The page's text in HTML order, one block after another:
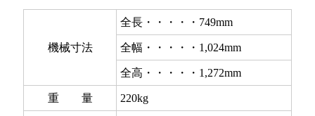
機械寸法
全長・・・・・749mm
全幅・・・・・1,024mm
全高・・・・・1,272mm
重 量 220kg